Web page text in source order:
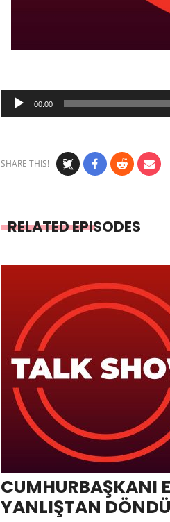
Audio
Player
00:00
SHARE THIS!
RELATED EPISODES
CUMHURBAŞKANI
YANLIŞTAN DÖNDÜ